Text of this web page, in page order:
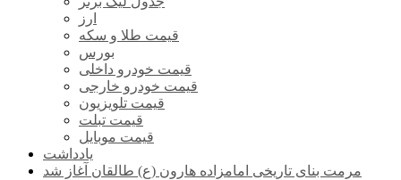
ارز
قیمت طلا و سکه
بورس
قیمت خودرو داخلی
قیمت خودرو خارجی
قیمت تلویزیون
قیمت تبلت
قیمت موبایل
یادداشت
مرمت بنای تاریخی امامزاده هارون (ع) طالقان آغاز شد